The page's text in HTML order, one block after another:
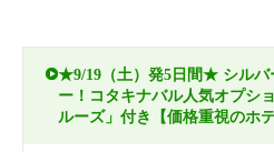
★9/19（土）発5日間★ シルバ
ー！コタキナバル人気オプシ
ルーズ」付き【価格重視のホ